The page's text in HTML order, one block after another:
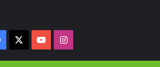
Facebook YouTubeInstagram